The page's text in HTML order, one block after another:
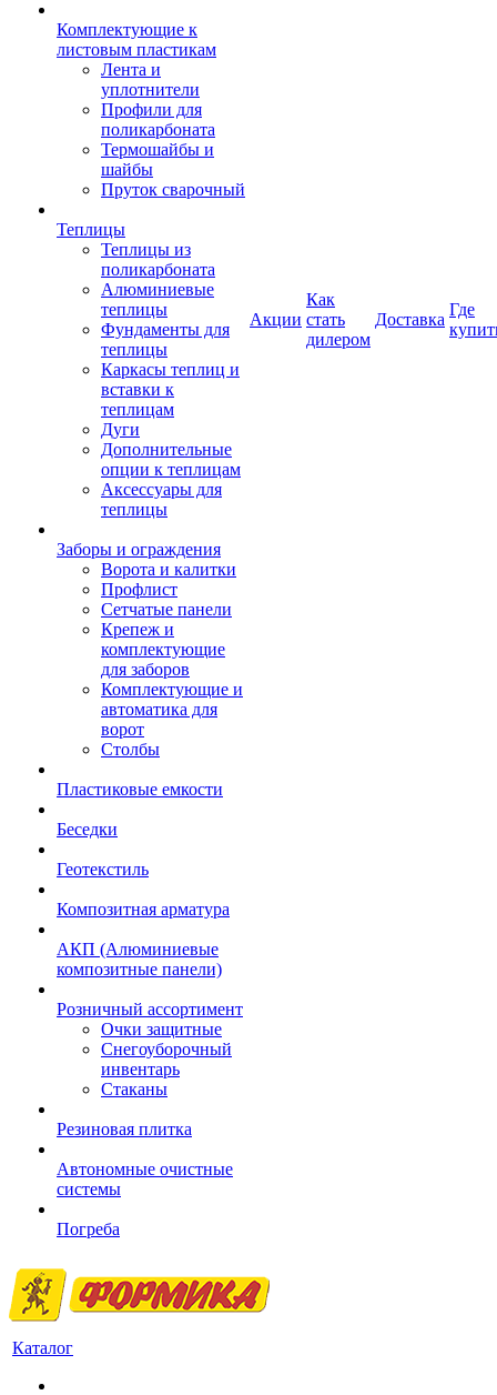
Комплектующие к
листовым пластикам
Лента и
уплотнители
Профили для
поликарбоната
Термошайбы и
шайбы
Пруток сварочный
Теплицы
Теплицы из
поликарбоната
Алюминиевые
теплицы
Фундаменты для
теплицы
Каркасы теплиц и
вставки к
теплицам
Дуги
Дополнительные
опции к теплицам
Аксессуары для
теплицы
Заборы и ограждения
Ворота и калитки
Профлист
Сетчатые панели
Крепеж и
комплектующие
для заборов
Комплектующие и
автоматика для
ворот
Столбы
Пластиковые емкости
Беседки
Геотекстиль
Композитная арматура
АКП (Алюминиевые
композитные панели)
Розничный ассортимент
Очки защитные
Снегоуборочный
инвентарь
Стаканы
Резиновая плитка
Автономные очистные
системы
Погреба
Акции
Как
стать
дилером
Доставка
Где
Каталог